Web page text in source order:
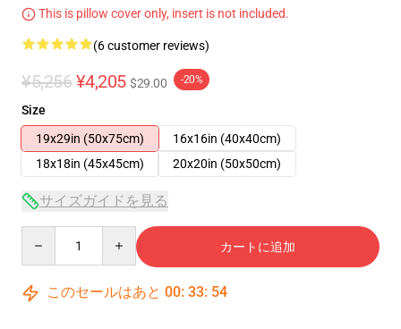
This is pillow cover only, insert is not included.
(6 customer reviews)
¥5,256 ¥4,205 $29.00 -20%
Size
19x29in (50x75cm)
16x16in (40x40cm)
18x18in (45x45cm)
20x20in (50x50cm)
サイズガイドを見る
カートに追加
このセールはあと 00: 33: 53